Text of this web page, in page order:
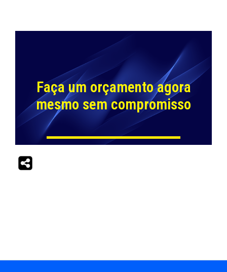
Faça um orçamento agora
mesmo sem compromisso